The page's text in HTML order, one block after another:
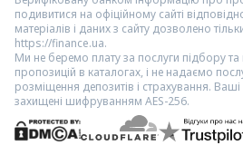
подивитися на офіційному сайті
матеріалів і даних з сайту дозволено
https://finance.ua.
Ми не беремо плату за послуги підбору
пропозицій в каталогах, і не надаємо
розміщення депозитів і страхування. Ваші
захищені шифруванням AES-256.